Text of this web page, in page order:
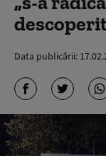
Data publicării: